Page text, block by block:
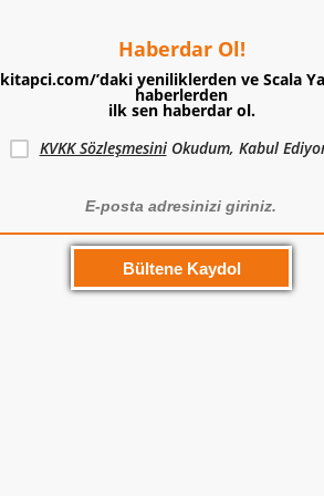
Haberdar Ol!
’daki yeniliklerden ve Scala
haberlerden
ilk sen haberdar ol.
KVKK SözleşmesiniOkudum, Kabul